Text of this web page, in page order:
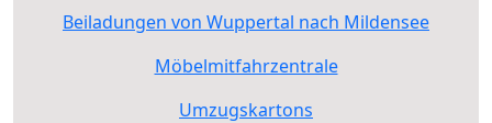
Beiladungen von Wuppertal nach Mildensee
Möbelmitfahrzentrale
Umzugskartons